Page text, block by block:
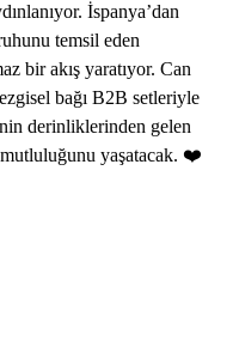
İspanya’dan
temsil eden
bir akış yaratıyor. Can
bağı B2B setleriyle
derinliklerinden gelen
yaşatacak. ❤️